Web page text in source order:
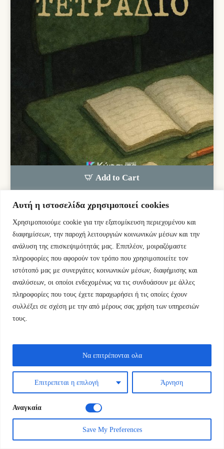
Αυτή η ιστοσελίδα χρησιμοποιεί cookies
Χρησιμοποιούμε cookie για την εξατομίκευση περιεχομένου και
διαφημίσεων, την παροχή λειτουργιών κοινωνικών μέσων και την
ανάλυση της επισκεψιμότητάς μας. Επιπλέον, μοιραζόμαστε
πληροφορίες που αφορούν τον τρόπο που χρησιμοποιείτε τον
ιστότοπό μας με συνεργάτες κοινωνικών μέσων, διαφήμισης και
αναλύσεων, οι οποίοι ενδεχομένως να τις συνδυάσουν με άλλες
πληροφορίες που τους έχετε παραχωρήσει ή τις οποίες έχουν
συλλέξει σε σχέση με την από μέρους σας χρήση των υπηρεσιών
τους.
Επιτρεπεται η επιλογή Άρνηση
Να επιτρέπονται ολα
Αναγκαία
Save My Preferences
Add to Cart
Ιντζέμπελης Ελπιδοφόρος
Ιστός: Αστυνομική Λογοτεχνία και θεωρία
Το κρυφό τετράδιο
12,00 € Original
price
was:
12,00 €.
10,80 €Η
τρέχουσα
τιμή
είναι: